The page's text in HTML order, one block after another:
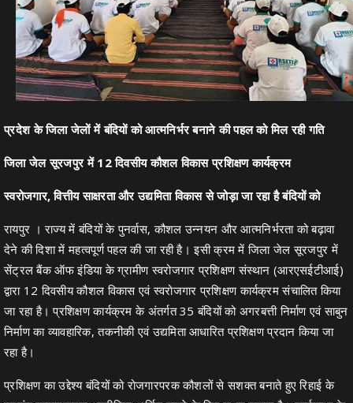
प्रदेश के जिला जेलों में बंदियों को आत्मनिर्भर बनाने की पहल को मिल रही गति
जिला जेल सूरजपुर में 12 दिवसीय कौशल विकास प्रशिक्षण कार्यक्रम
स्वरोजगार, वित्तीय साक्षरता और उद्यमिता विकास से जोड़ा जा रहा है बंदियों को
रायपुर । राज्य में बंदियों के पुनर्वास, कौशल उन्नयन और आत्मनिर्भरता को बढ़ावा
देने की दिशा में महत्वपूर्ण पहल की जा रही है। इसी क्रम में जिला जेल सूरजपुर में
सेंट्रल बैंक ऑफ इंडिया के ग्रामीण स्वरोजगार प्रशिक्षण संस्थान (आरएसईटीआई)
द्वारा 12 दिवसीय कौशल विकास एवं स्वरोजगार प्रशिक्षण कार्यक्रम संचालित किया
जा रहा है। प्रशिक्षण कार्यक्रम के अंतर्गत 35 बंदियों को अगरबत्ती निर्माण एवं साबुन
निर्माण का व्यावहारिक, तकनीकी एवं उद्यमिता आधारित प्रशिक्षण प्रदान किया जा
रहा है।
प्रशिक्षण का उद्देश्य बंदियों को रोजगारपरक कौशलों से सशक्त बनाते हुए रिहाई के